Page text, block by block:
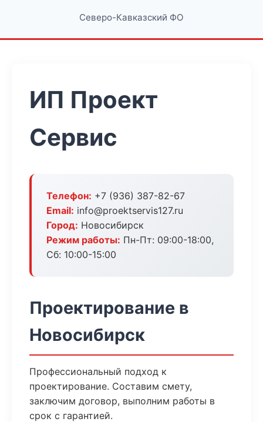
Северо-Кавказский ФО
ИП Проект
Сервис
Телефон: +7 (936) 387-82-67
Email: info@proektservis127.ru
Город: Новосибирск
Режим работы: Пн-Пт: 09:00-18:00,
Сб: 10:00-15:00
Проектирование в
Новосибирск
Профессиональный подход к
проектирование. Составим смету,
заключим договор, выполним работы в
срок с гарантией.